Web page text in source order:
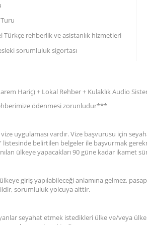
Türkçe rehberlik ve asistanlık hizmetleri
sorumluluk sigortası
Hariç) + Lokal Rehber + Kulaklık Audio
ödenmesi zorunludur***
vize uygulaması vardır. Vize başvurusu için
listesinde belirtilen belgeler ile başvurmak
ülkeye yapacakları 90 güne kadar ikamet
ülkeye giriş yapılabileceği anlamına gelmez,
sorumluluk yolcuya aittir.
seyahat etmek istedikleri ülke ve/veya